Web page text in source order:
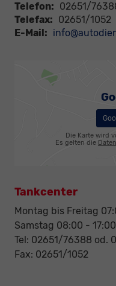
Telefon: 02651/
Telefax: 02651/1052
E-Mail:
Die Karte wird
Es gelten die
Tankcenter
Montag bis Freitag
Samstag 08:00 -
Tel: 02651/76388 od.
Fax: 02651/1052